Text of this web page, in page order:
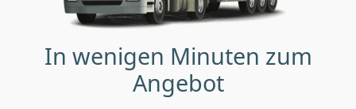
In wenigen Minuten zum
Angebot